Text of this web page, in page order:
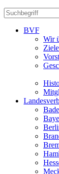
BVF
Wir